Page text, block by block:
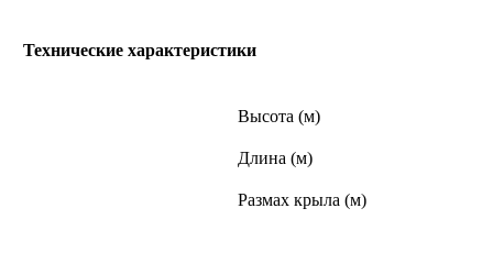
Технические характеристики
Высота (м)
Длина (м)
Размах крыла (м)